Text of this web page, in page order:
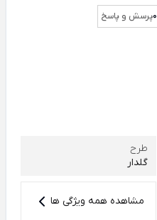
0پرسش و پاسخ
طرح
گلدار
مشاهده همه ویژگی ها